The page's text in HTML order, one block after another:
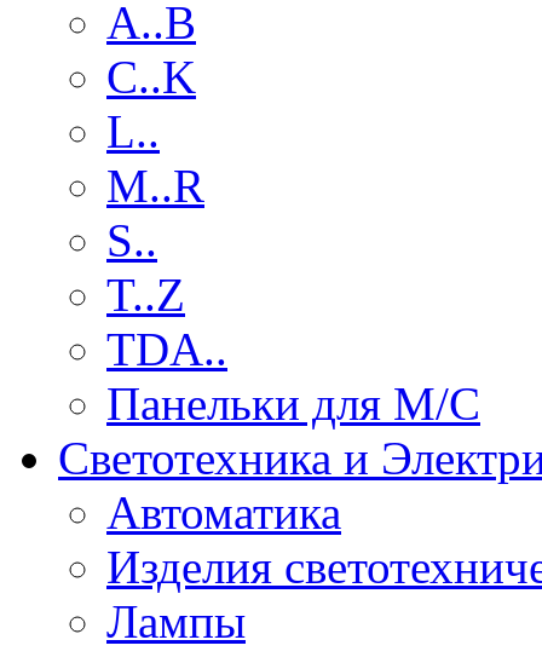
A..B
C..K
L..
M..R
S..
T..Z
TDA..
Панельки для М/С
Светотехника и
Автоматика
Изделия
Лампы